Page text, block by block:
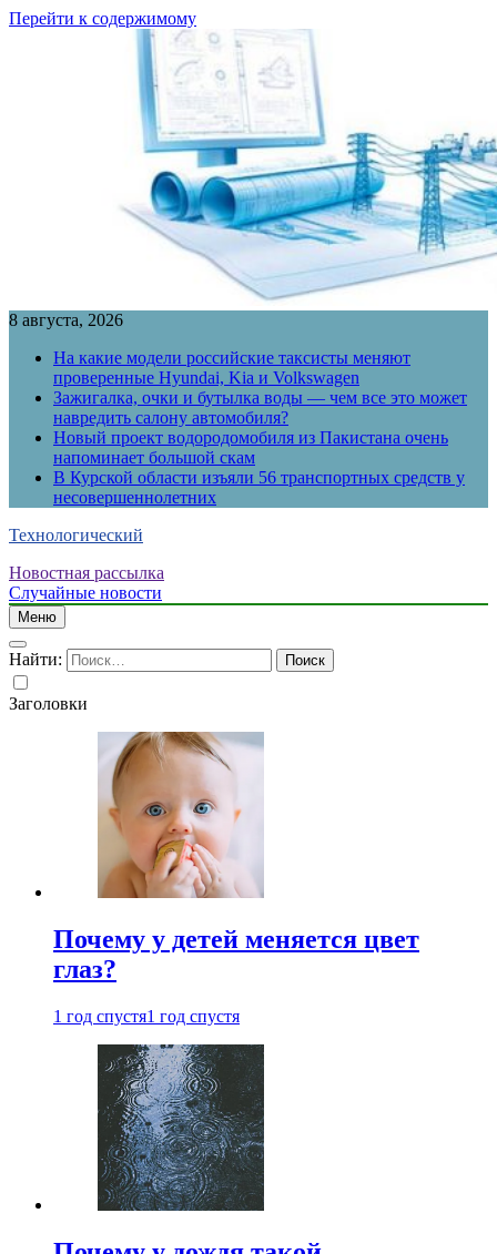
Перейти к содержимому
8 августа, 2026
На какие модели российские таксисты меняют
проверенные Hyundai, Kia и Volkswagen
Зажигалка, очки и бутылка воды — чем все это может
навредить салону автомобиля?
Новый проект водородомобиля из Пакистана очень
напоминает большой скам
В Курской области изъяли 56 транспортных средств у
несовершеннолетних
Технологический
Новостная рассылка
Случайные новости
Меню
Найти:
Заголовки
Почему у детей меняется цвет
глаз?
1 год спустя1 год спустя